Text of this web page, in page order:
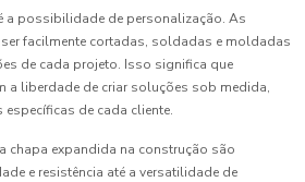
a possibilidade de personalização. As
facilmente cortadas, soldadas e moldadas
de cada projeto. Isso significa que
a liberdade de criar soluções sob medida,
de cada cliente.
chapa expandida na construção são
e resistência até a versatilidade de